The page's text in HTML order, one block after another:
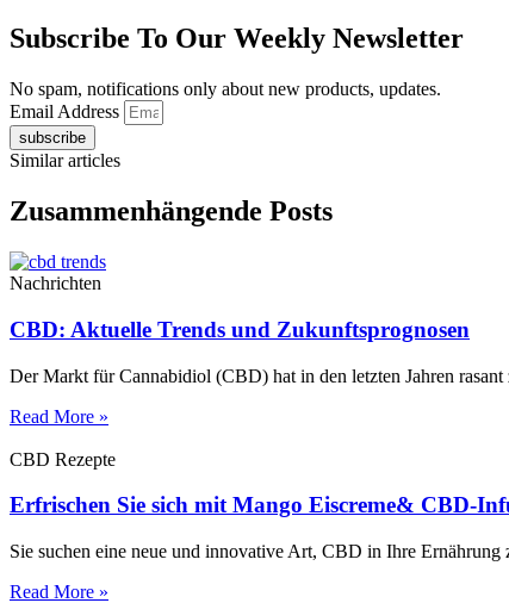
Subscribe To Our Weekly Newsletter
No spam, notifications only about new products, updates.
Email Address
subscribe
Similar articles
Zusammenhängende Posts
Nachrichten
CBD: Aktuelle Trends und Zukunftsprognosen
Der Markt für Cannabidiol (CBD) hat in den letzten Jahren
Read More »
CBD Rezepte
Erfrischen Sie sich mit Mango Eiscreme& CBD-
Sie suchen eine neue und innovative Art, CBD in Ihre
Read More »